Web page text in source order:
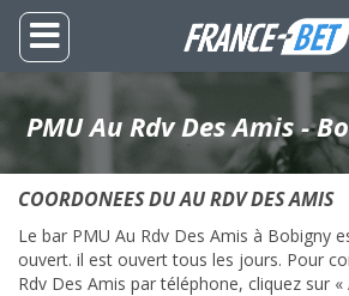
PMU Au Rdv Des Amis -
COORDONEES DU AU RDV DES AMIS
Le bar PMU Au Rdv Des Amis à Bobigny
ouvert. il est ouvert tous les jours. Pour
Rdv Des Amis par téléphone, cliquez sur